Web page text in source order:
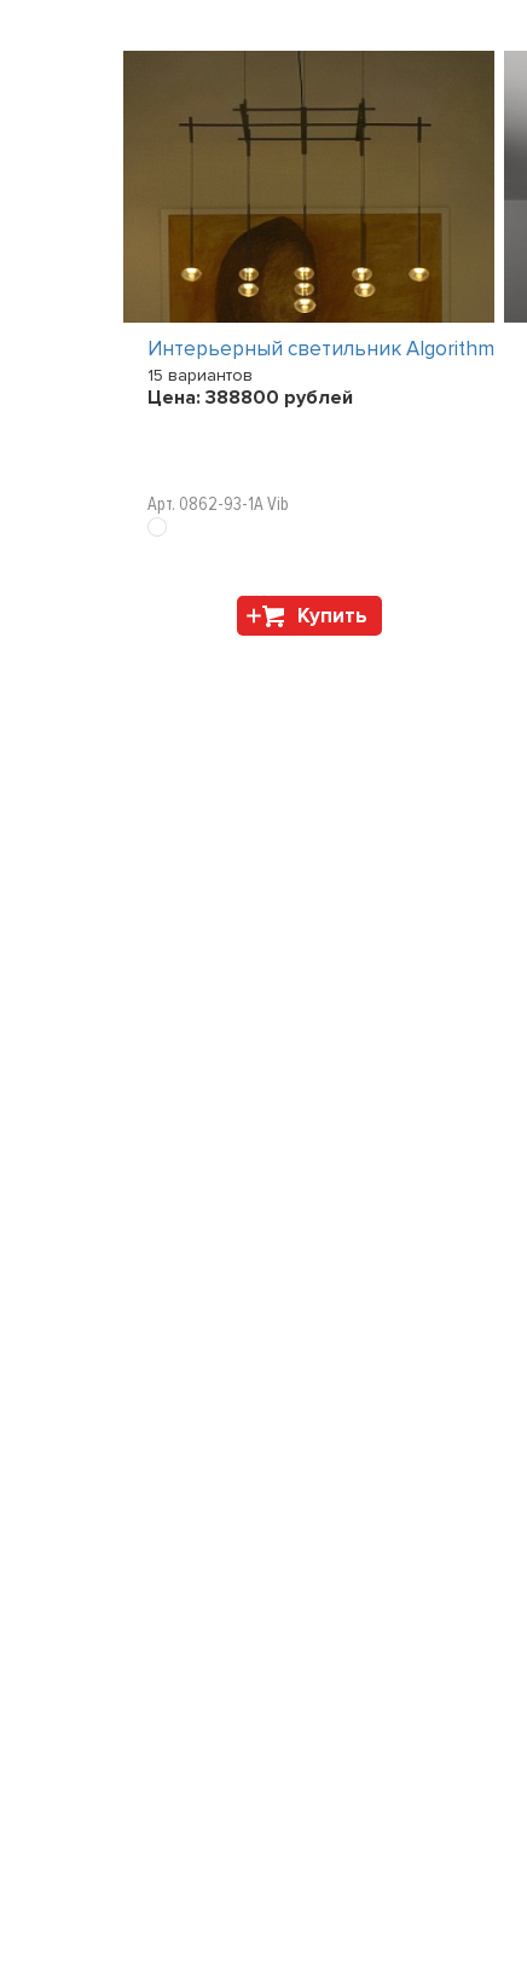
Интерьерный светильник Algorithm
15 вариантов
Цена: 388800 рублей
Арт. 0862-93-1A Vib
Купить